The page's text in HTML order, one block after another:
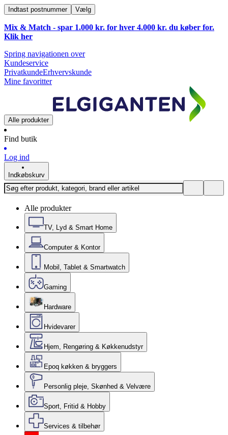
Indtast postnummer Vælg
Mix & Match - spar 1.000 kr. for hver 4.000 kr. du køber for.
Klik her
Spring navigationen over
Kundeservice
PrivatkundeErhvervskunde
Mine favoritter
Alle produkter
Find butik
Log ind
Indkøbskurv
Alle produkter
TV, Lyd & Smart Home
Computer & Kontor
Mobil, Tablet & Smartwatch
Gaming
Hardware
Hvidevarer
Hjem, Rengøring & Køkkenudstyr
Epoq køkken & bryggers
Personlig pleje, Skønhed & Velvære
Sport, Fritid & Hobby
Services & tilbehør